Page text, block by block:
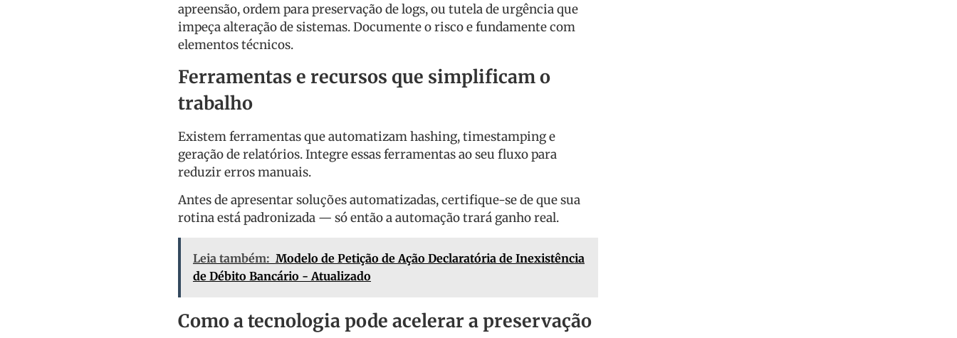
apreensão, ordem para preservação de logs, ou tutela de urgência que
impeça alteração de sistemas. Documente o risco e fundamente com
elementos técnicos.
Ferramentas e recursos que simplificam o
trabalho
Existem ferramentas que automatizam hashing, timestamping e
geração de relatórios. Integre essas ferramentas ao seu fluxo para
reduzir erros manuais.
Antes de apresentar soluções automatizadas, certifique-se de que sua
rotina está padronizada — só então a automação trará ganho real.
Leia também: Modelo de Petição de Ação Declaratória de Inexistência
de Débito Bancário - Atualizado
Como a tecnologia pode acelerar a preservação